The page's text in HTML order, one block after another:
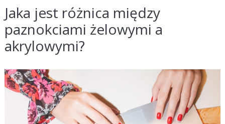
Jaka jest różnica między
paznokciami żelowymi a
akrylowymi?